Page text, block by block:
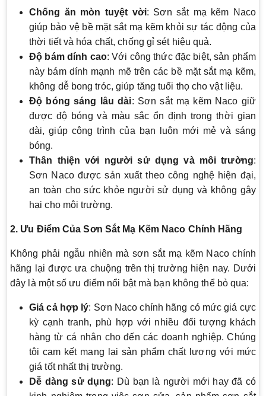
Chống ăn mòn tuyệt vời: Sơn sắt mạ kẽm Naco
giúp bảo vệ bề mặt sắt mạ kẽm khỏi sự tác động của
thời tiết và hóa chất, chống gỉ sét hiệu quả.
Độ bám dính cao: Với công thức đặc biệt, sản phẩm
này bám dính mạnh mẽ trên các bề mặt sắt mạ kẽm,
không dễ bong tróc, giúp tăng tuổi thọ cho vật liệu.
Độ bóng sáng lâu dài: Sơn sắt mạ kẽm Naco giữ
được độ bóng và màu sắc ổn định trong thời gian
dài, giúp công trình của bạn luôn mới mẻ và sáng
bóng.
Thân thiện với người sử dụng và môi trường:
Sơn Naco được sản xuất theo công nghệ hiện đại,
an toàn cho sức khỏe người sử dụng và không gây
hại cho môi trường.
2. Ưu Điểm Của Sơn Sắt Mạ Kẽm Naco Chính Hãng
Không phải ngẫu nhiên mà sơn sắt mạ kẽm Naco chính
hãng lại được ưa chuộng trên thị trường hiện nay. Dưới
đây là một số ưu điểm nổi bật mà bạn không thể bỏ qua:
Giá cả hợp lý: Sơn Naco chính hãng có mức giá cực
kỳ cạnh tranh, phù hợp với nhiều đối tượng khách
hàng từ cá nhân cho đến các doanh nghiệp. Chúng
tôi cam kết mang lại sản phẩm chất lượng với mức
giá tốt nhất thị trường.
Dễ dàng sử dụng: Dù bạn là người mới hay đã có